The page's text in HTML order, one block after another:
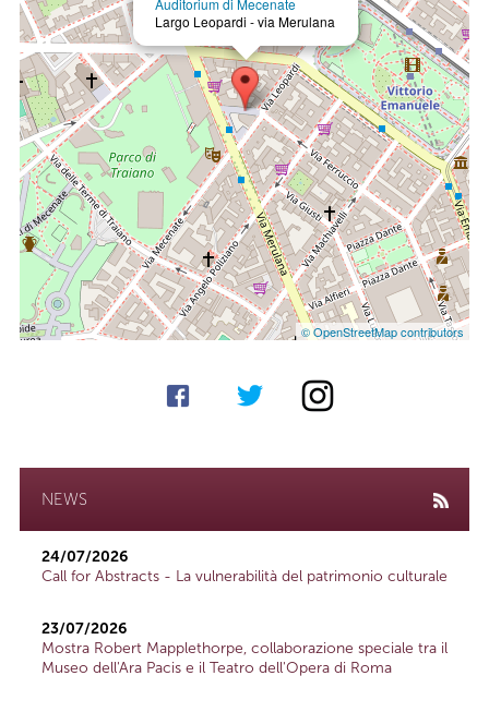
Largo Leopardi - via Merulana
© OpenStreetMap contributors
NEWS
24/07/2026
Call for Abstracts - La vulnerabilità del patrimonio culturale
23/07/2026
Mostra Robert Mapplethorpe, collaborazione speciale tra il
Museo dell'Ara Pacis e il Teatro dell'Opera di Roma